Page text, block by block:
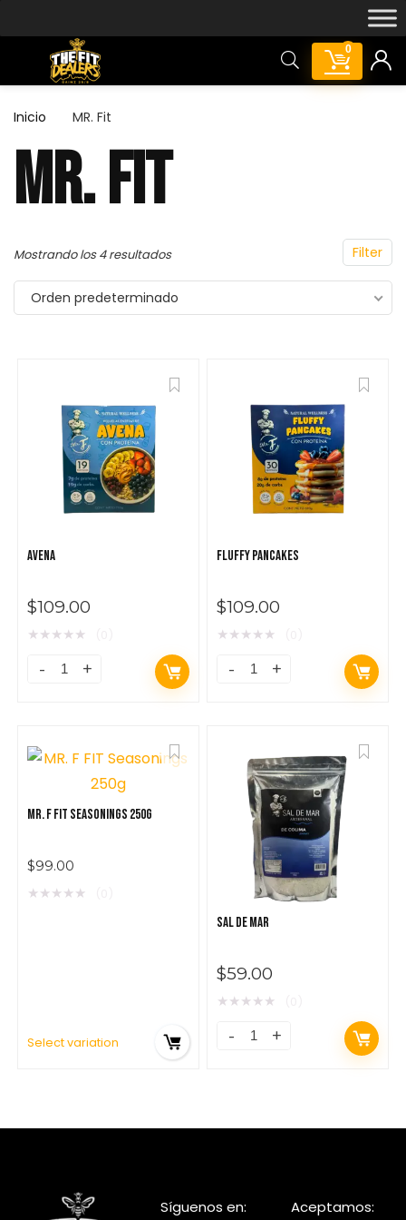
0
$279.00
Inicio MR. Fit
MR. FIT
Filter
Mostrando los 4 resultados
Orden predeterminado
AVENA
$109.00
★★★★★
FLUFFY PANCAKES
$109.00
★★★★★
MR. F FIT SEASONINGS 250G
$99.00
★★★★★
Select variation
SAL DE MAR
$59.00
★★★★★
Síguenos en: Aceptamos: